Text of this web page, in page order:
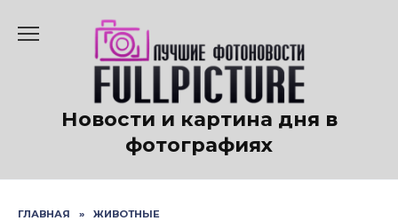
содержанию
Новости и картина дня в
фотографиях
ГЛАВНАЯ » ЖИВОТНЫЕ